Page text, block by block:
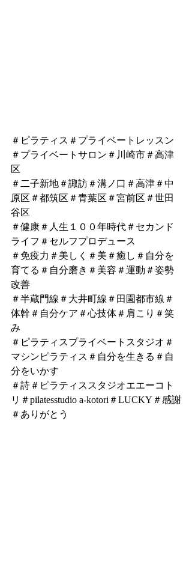
＃ピラティス＃プライベートレッスン
＃プライベートサロン＃川崎市＃高津
区
＃二子新地＃諏訪＃溝ノ口＃高津＃中
原区＃都筑区＃青葉区＃宮前区＃世田
谷区
＃健康＃人生１００年時代＃セカンド
ライフ＃セルフプロデュース
＃免疫力＃美しく＃美＃癒し＃自分を
育てる＃自分磨き＃美容＃運動＃姿勢
改善
＃半蔵門線＃大井町線＃田園都市線＃
体幹＃自分ケア＃心技体＃肩こり＃笑
み
＃ピラティスプライベートスタジオ＃
マシンピラティス＃自分を生きる＃自
分をいかす
＃詩＃ピラティススタジオエエーコト
リ＃pilatesstudio a-kotori＃LUCKY＃感謝
＃ありがとう